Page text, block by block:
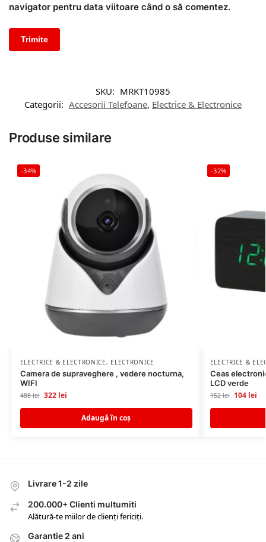
navigator pentru data viitoare când o să comentez.
SKU: MRKT10985
Categorii: Accesorii Telefoane, Electrice & Electronice
Produse similare
-34%
ELECTRICE & ELECTRONICE, ELECTRONICE
Camera de supraveghere , vedere nocturna,
WIFI
488lei 322 lei
Adaugă în coș
-32%
ELECTRICE &
Ceas
LCD verde
152lei 104 lei
Livrare 1-2 zile
200.000+ Clienti multumiti
Alătură-te miilor de clienți fericiți.
Garantie 2 ani